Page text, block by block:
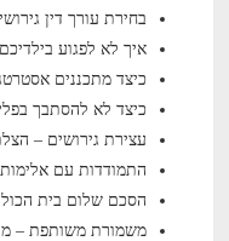
בחירת עורך דין
איך לא לפגוע
כיצד מתכננים
כיצד לא להסתבך
עצירת גירושים –
התמודדות עם
הסכם שלום בית
משמורת משותפת –